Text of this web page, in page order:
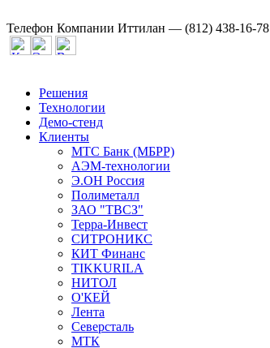
Телефон Компании Иттилан — (812) 438-16-78
Решения
Технологии
Демо-стенд
Клиенты
МТС Банк (МБРР)
АЭМ-технологии
Э.ОН Россия
Полиметалл
ЗАО "ТВСЗ"
Терра-Инвест
СИТРОНИКС
КИТ Финанс
TIKKURILA
НИТОЛ
О'КЕЙ
Лента
Северсталь
МТК